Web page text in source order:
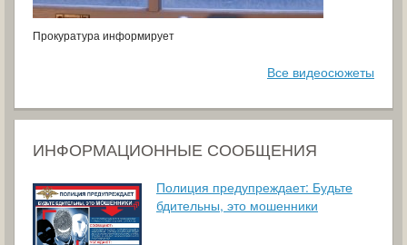
Прокуратура информирует
Все видеосюжеты
ИНФОРМАЦИОННЫЕ СООБЩЕНИЯ
Полиция предупреждает: Будьте
бдительны, это мошенники